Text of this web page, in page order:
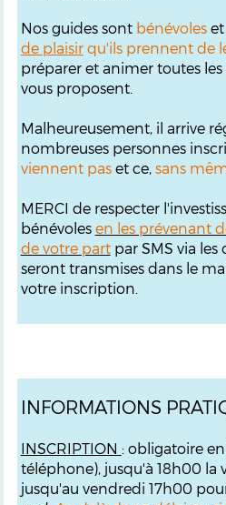
Nos guides sont bénévoleset
de plaisirqu'ils prennent de
préparer et animer toutes les
vous proposent.
Malheureusement, il arrive
nombreuses personnes
viennent paset ce, sans
MERCI de respecter
bénévoles en les prévenant
de votre partpar SMS via les
seront transmises dans le
votre inscription.
INFORMATIONS
INSCRIPTION : obligatoire
téléphone), jusqu'à 18h00 la
jusqu'au vendredi 17h00